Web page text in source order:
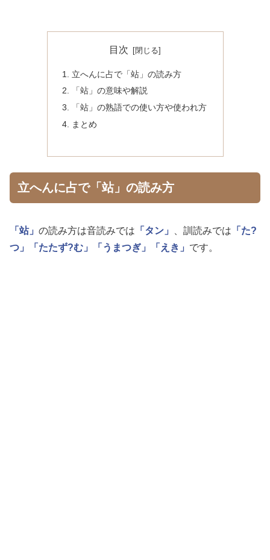
目次
立へんに占で「站」の読み方
「站」の意味や解説
「站」の熟語での使い方や使われ方
まとめ
立へんに占で「站」の読み方
「站」 の読み方は音読みでは 「タン」 、訓読みでは 「た?
つ」
「たたず?む」 「うまつぎ」 「えき」 です。